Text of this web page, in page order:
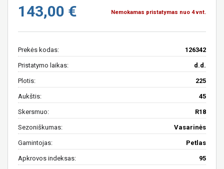
143,00 € Nemokamas pristatymas nuo 4 vnt.
Prekės kodas: 126342
Pristatymo laikas: d.d.
Plotis: 225
Aukštis: 45
Skersmuo: R18
Sezoniškumas: Vasarinės
Gamintojas: Petlas
Apkrovos indeksas: 95